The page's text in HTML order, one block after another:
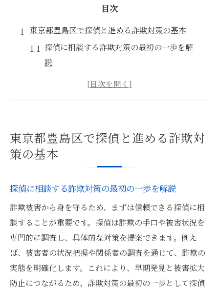
目次
東京都豊島区で探偵と進める詐欺対策の基本
探偵に相談する詐欺対策の最初の一歩を解
説
豊島区の探偵活用で詐欺被害を未然防止す
探偵の視点で考える東京都の詐欺防止最新
動向
法
高齢者も安心できる詐欺被害の未然防止策
高齢者向け詐欺対策と探偵の具体的な支援
事例
豊島区生活安全条例に基づく見守り活動の
大切さ
東京都豊島区で探偵と進める詐欺対
策の基本
探偵に相談する詐欺対策の最初の一歩を解説
詐欺被害から身を守るため、まずは信頼できる探偵に相
談することが重要です。探偵は詐欺の手口や被害状況を
専門的に調査し、具体的な対策を提案できます。例え
ば、被害者の状況把握や関係者の調査を通じて、詐欺の
実態を明確化します。これにより、早期発見と被害拡大
防止につながるため、詐欺対策の最初の一歩として探偵